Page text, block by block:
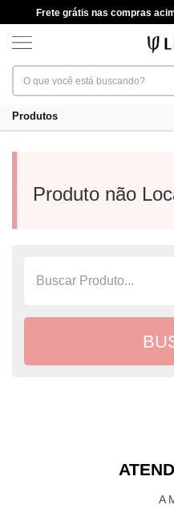
Frete grátis nas compras
Produtos
Produto não
A